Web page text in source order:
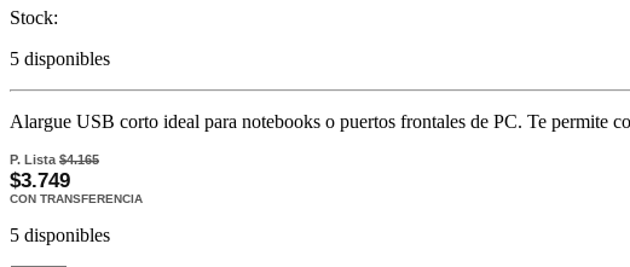
Stock:
5 disponibles
Alargue USB corto ideal para notebooks o puertos frontales de PC. Te permite
P. Lista$4.165
$3.749
CON TRANSFERENCIA
5 disponibles